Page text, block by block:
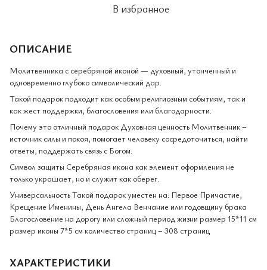
В избранное
ОПИСАНИЕ
Молитвенника с серебряной иконой — духовный, утонченный и
одновременно глубоко символический дар.
Такой подарок подходит как особым религиозным событиям, так и
как жест поддержки, благословения или благодарности.
Почему это отличный подарок Духовная ценность Молитвенник –
источник силы и покоя, помогает человеку сосредоточиться, найти
ответы, поддержать связь с Богом.
Символ защиты Серебряная икона как элемент оформления не
только украшает, но и служит как оберег.
Универсальность Такой подарок уместен на: Первое Причастие,
Крещение Именины, День Ангела Венчание или годовщину брака
Благословение на дорогу или сложный период жизни размер 15*11 см
размер иконы 7*5 см количество страниц – 308 страниц
ХАРАКТЕРИСТИКИ